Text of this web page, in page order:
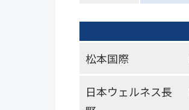
松本国際
日本ウェルネス長